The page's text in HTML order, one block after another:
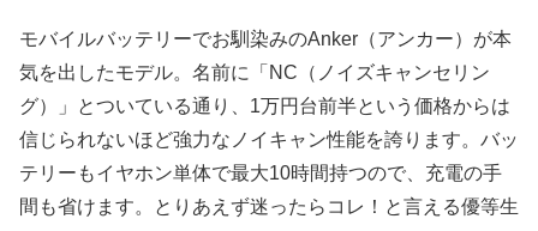
モバイルバッテリーでお馴染みのAnker（アンカー）が本
気を出したモデル。名前に「NC（ノイズキャンセリン
グ）」とついている通り、1万円台前半という価格からは
信じられないほど強力なノイキャン性能を誇ります。バッ
テリーもイヤホン単体で最大10時間持つので、充電の手
間も省けます。とりあえず迷ったらコレ！と言える優等生